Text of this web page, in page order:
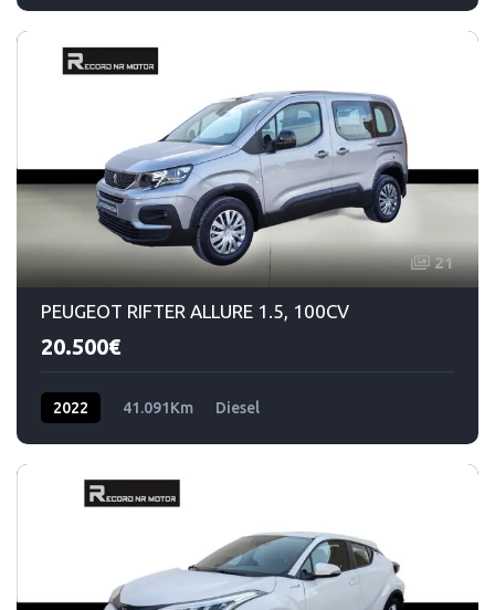
21
PEUGEOT RIFTER ALLURE 1.5, 100CV
20.500€
2022 41.091Km Diesel